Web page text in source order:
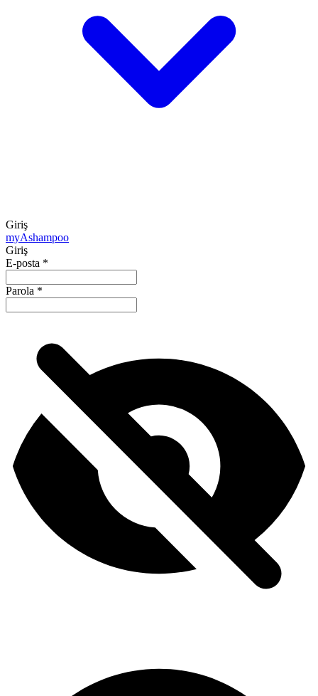
Giriş
myAshampoo
Giriş
E-posta *
Parola *